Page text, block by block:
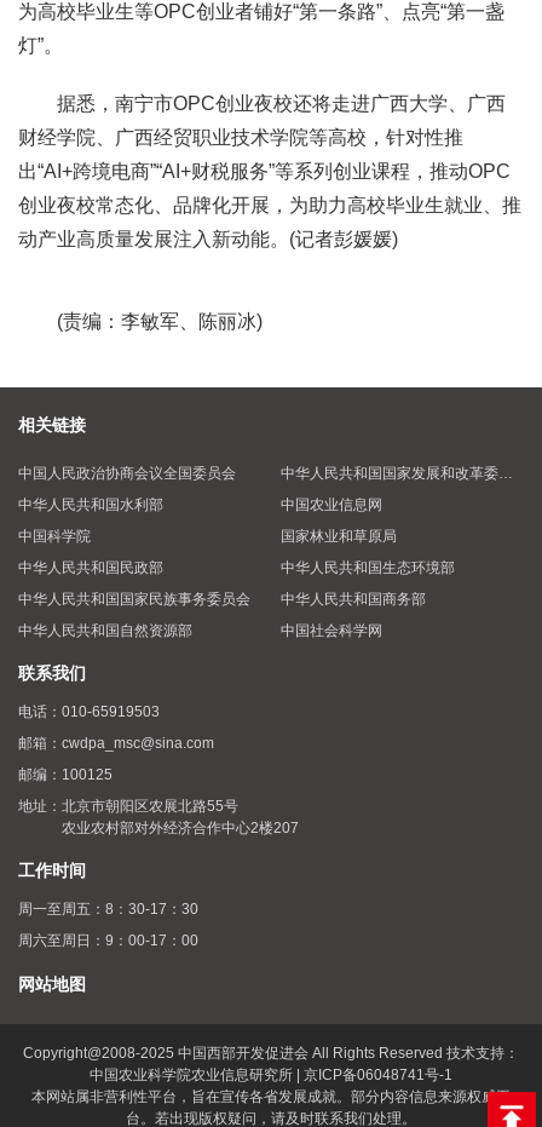
为高校毕业生等OPC创业者铺好“第一条路”、点亮“第一盏
灯”。
据悉，南宁市OPC创业夜校还将走进广西大学、广西
财经学院、广西经贸职业技术学院等高校，针对性推
出“AI+跨境电商”“AI+财税服务”等系列创业课程，推动OPC
创业夜校常态化、品牌化开展，为助力高校毕业生就业、推
动产业高质量发展注入新动能。(记者彭媛媛)
(责编：李敏军、陈丽冰)
相关链接
中国人民政治协商会议全国委员会
中华人民共和国国家发展和改革委员会
中华人民共和国水利部
中国农业信息网
中国科学院
国家林业和草原局
中华人民共和国民政部
中华人民共和国生态环境部
中华人民共和国国家民族事务委员会
中华人民共和国商务部
中华人民共和国自然资源部
中国社会科学网
联系我们
电话： 010-65919503
邮箱： cwdpa_msc@sina.com
邮编： 100125
地址： 北京市朝阳区农展北路55号
农业农村部对外经济合作中心2楼207
工作时间
周一至周五：8：30-17：30
周六至周日：9：00-17：00
网站地图
Copyright@2008-2025 中国西部开发促进会 All Rights Reserved 技术支持：
中国农业科学院农业信息研究所 | 京ICP备06048741号-1
本网站属非营利性平台，旨在宣传各省发展成就。部分内容信息来源权威平
台。若出现版权疑问，请及时联系我们处理。